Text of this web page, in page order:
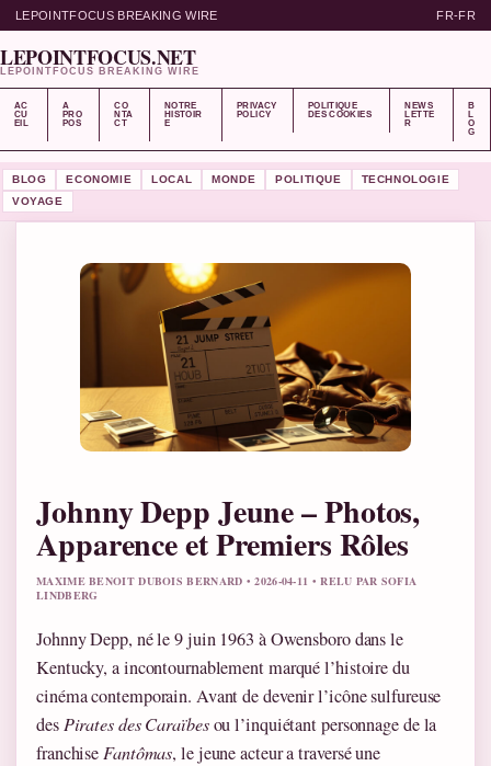
LEPOINTFOCUS BREAKING WIRE FR-FR
LEPOINTFOCUS.NET
LEPOINTFOCUS BREAKING WIRE
AC
CU
EIL
A
PRO
POS
CO
NTA
CT
NOTRE
HISTOIR
E
PRIVACY
POLICY
POLITIQUE
DES COOKIES
NEWS
LETTE
R
B
L
O
G
BLOG ECONOMIE LOCAL MONDE POLITIQUE
TECHNOLOGIE
VOYAGE
Johnny Depp Jeune – Photos,
Apparence et Premiers Rôles
MAXIME BENOIT DUBOIS BERNARD • 2026-04-11 • RELU PAR SOFIA
LINDBERG
Johnny Depp, né le 9 juin 1963 à Owensboro dans le
Kentucky, a incontournablement marqué l’histoire du
cinéma contemporain. Avant de devenir l’icône sulfureuse
des Pirates des Caraïbesou l’inquiétant personnage de la
franchiseFantômas, le jeune acteur a traversé une